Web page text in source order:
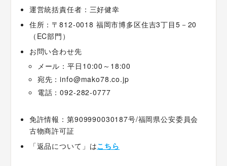
運営統括責任者：三好健幸
住所：〒812-0018 福岡市博多区住吉3丁目5－20
（EC部門）
お問い合わせ先
メール：平日10:00～18:00
宛先：info@mako78.co.jp
電話：092-282-0777
免許情報：第909990030187号/福岡県公安委員会
古物商許可証
「返品について」はこちら